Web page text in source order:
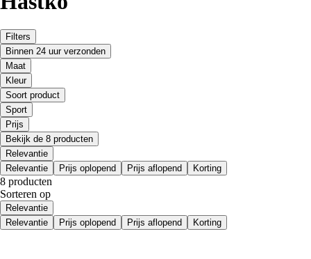
Filters
Binnen 24 uur verzonden
Maat
Kleur
Soort product
Sport
Prijs
Bekijk de 8 producten
Relevantie
Relevantie
Prijs oplopend Prijs aflopend Korting
8 producten
Sorteren op
Relevantie
Relevantie
Prijs oplopend Prijs aflopend Korting